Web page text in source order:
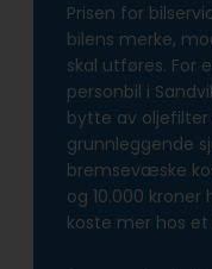
Prisen for
bilens merke,
skal utføres. For
personbil i
bytte av
grunnleggende
bremsevæske
og 10.000
koste mer hos